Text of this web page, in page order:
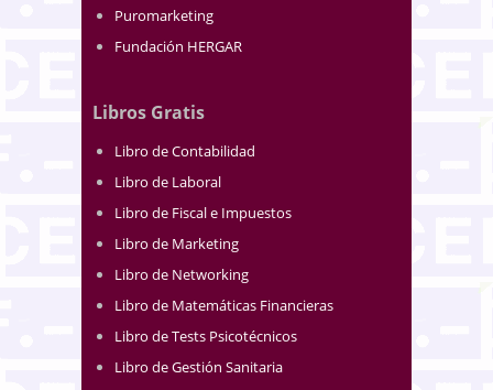
Puromarketing
Fundación HERGAR
Libros Gratis
Libro de Contabilidad
Libro de Laboral
Libro de Fiscal e Impuestos
Libro de Marketing
Libro de Networking
Libro de Matemáticas Financieras
Libro de Tests Psicotécnicos
Libro de Gestión Sanitaria